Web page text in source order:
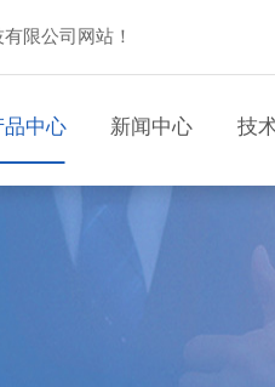
限公司网站！
品中心 新闻中心 技